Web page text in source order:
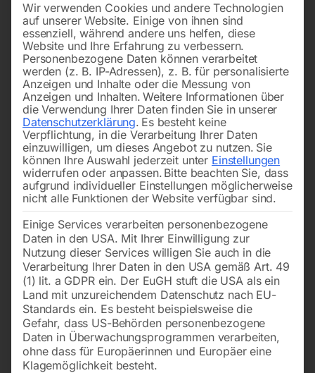
Schrägkugellager Nr.: (06) 52
Wir verwenden Cookies und andere Technologien
auf unserer Website. Einige von ihnen sind
essenziell, während andere uns helfen, diese
Website und Ihre Erfahrung zu verbessern.
Personenbezogene Daten können verarbeitet
werden (z. B. IP-Adressen), z. B. für personalisierte
Anzeigen und Inhalte oder die Messung von
Anzeigen und Inhalten. Weitere Informationen über
die Verwendung Ihrer Daten finden Sie in unserer
Datenschutzerklärung. Es besteht keine
Verpflichtung, in die Verarbeitung Ihrer Daten
einzuwilligen, um dieses Angebot zu nutzen. Sie
können Ihre Auswahl jederzeit unter Einstellungen
widerrufen oder anpassen. Bitte beachten Sie, dass
aufgrund individueller Einstellungen möglicherweise
nicht alle Funktionen der Website verfügbar sind.
Einige Services verarbeiten personenbezogene
Daten in den USA. Mit Ihrer Einwilligung zur
Nutzung dieser Services willigen Sie auch in die
Verarbeitung Ihrer Daten in den USA gemäß Art. 49
(1) lit. a GDPR ein. Der EuGH stuft die USA als ein
Land mit unzureichendem Datenschutz nach EU-
Standards ein. Es besteht beispielsweise die
Gefahr, dass US-Behörden personenbezogene
Daten in Überwachungsprogrammen verarbeiten,
ohne dass für Europäerinnen und Europäer eine
Klagemöglichkeit besteht.